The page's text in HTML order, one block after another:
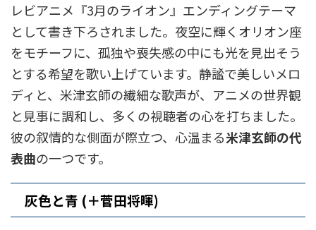
レビアニメ『3月のライオン』エンディングテーマ
として書き下ろされました。夜空に輝くオリオン座
をモチーフに、孤独や喪失感の中にも光を見出そう
とする希望を歌い上げています。静謐で美しいメロ
ディと、米津玄師の繊細な歌声が、アニメの世界観
と見事に調和し、多くの視聴者の心を打ちました。
彼の叙情的な側面が際立つ、心温まる米津玄師の代
表曲の一つです。
灰色と青 (＋菅田将暉)